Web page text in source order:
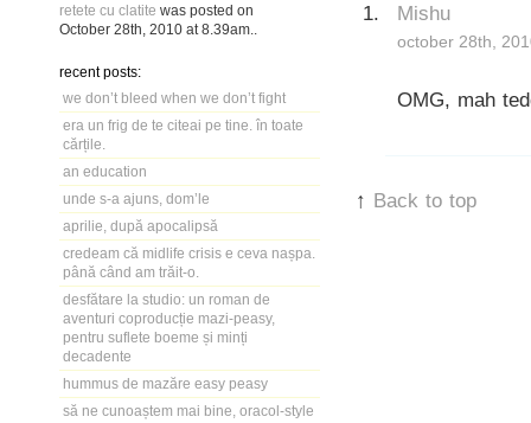
retete cu clatite was posted on
October 28th, 2010 at 8.39am
recent posts:
we don’t bleed when we don’t fight
era un frig de te citeai pe tine. în toate
cărțile.
an education
unde s-a ajuns, dom’le
aprilie, după apocalipsă
credeam că midlife crisis e ceva nașpa.
până când am trăit-o.
desfătare la studio: un roman de
aventuri coproducție mazi-peasy,
pentru suflete boeme și minți
decadente
hummus de mazăre easy peasy
să ne cunoaștem mai bine, oracol-style
Mishu
october 28th,
OMG, mah
↑ Back to top